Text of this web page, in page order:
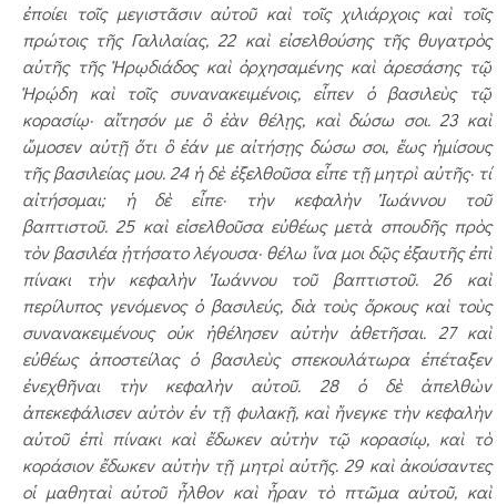
ἐποίει τοῖς μεγιστᾶσιν αὐτοῦ καὶ τοῖς χιλιάρχοις καὶ τοῖς
πρώτοις τῆς Γαλιλαίας, 22 καὶ εἰσελθούσης τῆς θυγατρὸς
αὐτῆς τῆς Ἡρῳδιάδος καὶ ὀρχησαμένης καὶ ἀ­­­­ρεσάσης τῷ
Ἡρῴδη καὶ τοῖς συνανακειμένοις, εἶπεν ὁ βασιλεὺς τῷ
κορασίῳ· αἴτη­σόν με ὃ ἐὰν θέλῃς, καὶ δώσω σοι. 23 καὶ
ὤμοσεν αὐτῇ ὅτι ὃ ἐάν με αἰτήσῃς δώσω σοι, ἕως ἡμίσους
τῆς βασιλείας μου. 24 ἡ δὲ ἐξελθοῦσα εἶπε τῇ μητρὶ αὐτῆς· τί
αἰτήσομαι; ἡ δὲ εἶπε· τὴν κεφαλὴν Ἰωάννου τοῦ
βαπτιστοῦ. 25 καὶ εἰσελθοῦσα εὐθέως μετὰ σπουδῆς πρὸς
τὸν βασιλέα ᾐτήσατο λέγουσα· θέλω ἵνα μοι δῷς ἐξαυτῆς ἐπὶ
πίνακι τὴν κεφαλὴν Ἰωάννου τοῦ βαπτιστοῦ. 26 καὶ
περίλυπος γενόμενος ὁ βασιλεύς, διὰ τοὺς ὅρκους καὶ τοὺς
συνανακειμένους οὐκ ἠθέλησεν αὐτὴν ἀθετῆσαι. 27 καὶ
εὐθέως ἀποστείλας ὁ βασιλεὺς σπεκουλάτωρα­ ἐπέταξεν
ἐνεχθῆναι τὴν κε­φαλὴν αὐτοῦ. 28 ὁ δὲ ἀπελθὼν
ἀπεκεφάλισεν αὐτὸν ἐν τῇ φυλακῇ, καὶ ἤνεγκε τὴν κεφαλὴν
αὐτοῦ ἐπὶ πίνακι καὶ ἔδωκεν αὐτὴν τῷ κορασίῳ, καὶ τὸ
κοράσιον ἔδωκεν αὐτὴν τῇ μητρὶ αὐτῆς. 29 καὶ ἀκούσαντες
οἱ μαθηταὶ αὐτοῦ ἦλθον καὶ ἦραν τὸ πτῶμα αὐτοῦ, καὶ